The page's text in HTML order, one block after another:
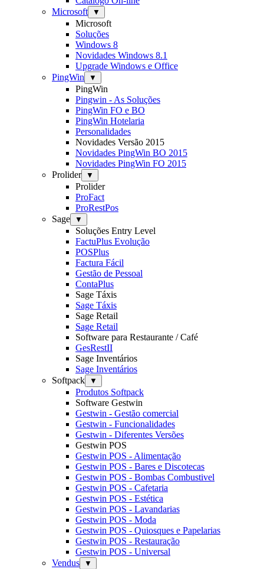
Microsoft
▼
Microsoft
Soluções
Windows 8
Novidades Windows 8.1
Upgrade Windows e Office
PingWin
▼
PingWin
Pingwin - As Soluções
PingWin FO e BO
PingWin Hotelaria
Personalidades
Novidades Versão 2015
Novidades PingWin BO 2015
Novidades PingWin FO 2015
Prolider
▼
Prolider
ProFact
ProRestPos
Sage
▼
Soluções Entry Level
FactuPlus Evolução
POSPlus
Factura Fácil
Gestão de Pessoal
ContaPlus
Sage Táxis
Sage Táxis
Sage Retail
Sage Retail
Software para Restaurante / Café
GesRestII
Sage Inventários
Sage Inventários
Softpack
▼
Produtos Softpack
Software Gestwin
Gestwin - Gestão comercial
Gestwin - Funcionalidades
Gestwin - Diferentes Versões
Gestwin POS
Gestwin POS - Alimentação
Gestwin POS - Bares e Discotecas
Gestwin POS - Bombas Combustivel
Gestwin POS - Cafetaria
Gestwin POS - Estética
Gestwin POS - Lavandarias
Gestwin POS - Moda
Gestwin POS - Quiosques e Papelarias
Gestwin POS - Restauração
Gestwin POS - Universal
Vendus
▼